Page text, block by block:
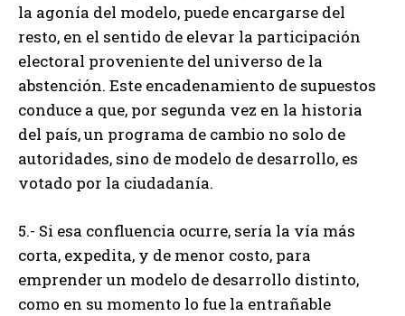
la agonía del modelo, puede encargarse del
resto, en el sentido de elevar la participación
electoral proveniente del universo de la
abstención. Este encadenamiento de supuestos
conduce a que, por segunda vez en la historia
del país, un programa de cambio no solo de
autoridades, sino de modelo de desarrollo, es
votado por la ciudadanía.
5.- Si esa confluencia ocurre, sería la vía más
corta, expedita, y de menor costo, para
emprender un modelo de desarrollo distinto,
como en su momento lo fue la entrañable